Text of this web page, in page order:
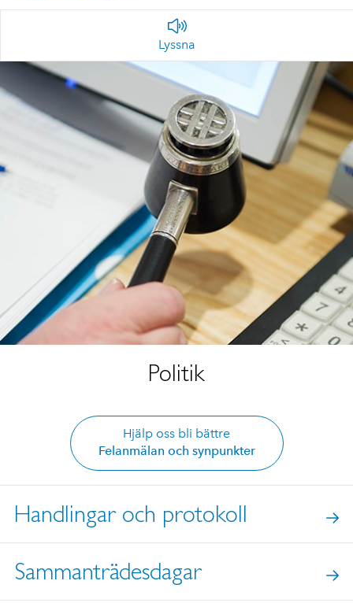
Lyssna
Politik
Hjälp oss bli bättre
Felanmälan och synpunkter
Handlingar och protokoll
Sammanträdesdagar